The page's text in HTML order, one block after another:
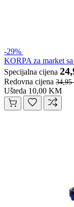
-29%
KORPA za market
Specijalna cijena
Redovna cijena
Ušteda 10,00 KM